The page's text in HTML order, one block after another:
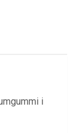
i